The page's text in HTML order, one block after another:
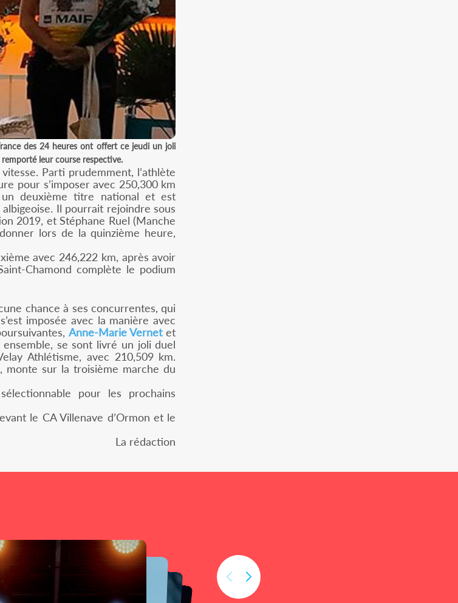
des 24 heures ont offert ce jeudi un joli
leur course respective.
Parti prudemment, l’athlète
pour s’imposer avec 250,300 km
deuxième titre national et est
Il pourrait rejoindre sous
2019, et Stéphane Ruel (Manche
lors de la quinzième heure,
avec 246,222 km, après avoir
Chamond complète le podium
chance à ses concurrentes, qui
imposée avec la manière avec
Anne-Marie Vernetet
se sont livré un joli duel
Athlétisme, avec 210,509 km.
monte sur la troisième marche du
pour les prochains
le CA Villenave d’Ormon et le
La rédaction